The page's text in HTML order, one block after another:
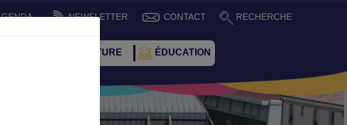
NEWSLETTER CONTACT RECHERCHE
SPORT ET CULTURE ÉDUCATION